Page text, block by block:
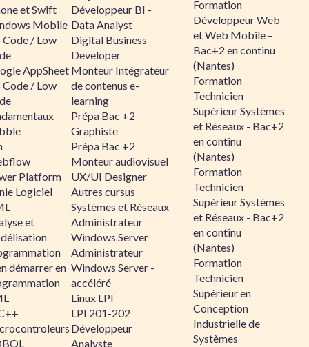
et Swift
Mobile
/ Low
AppSheet
/ Low
Platform
Logiciel
et
démarrer en
Développeur BI -
Data Analyst
Digital Business
Developer
Monteur Intégrateur
de contenus e-
learning
Prépa Bac +2
Graphiste
Prépa Bac +2
Monteur audiovisuel
UX/UI Designer
Autres cursus
Systèmes et Réseaux
Administrateur
Windows Server
Administrateur
Windows Server -
accéléré
Linux LPI
LPI 201-202
Développeur
Analyste
Formation
Développeur Web
et Web Mobile –
Bac+2 en continu
(Nantes)
Formation
Technicien
Supérieur Systèmes
et Réseaux - Bac+2
en continu
(Nantes)
Formation
Technicien
Supérieur Systèmes
et Réseaux - Bac+2
en continu
(Nantes)
Formation
Technicien
Supérieur en
Conception
Industrielle de
Systèmes